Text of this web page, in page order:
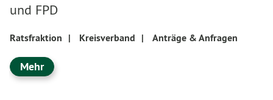
und FPD
Ratsfraktion | Kreisverband | Anträge & Anfragen
Mehr